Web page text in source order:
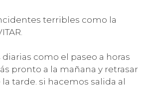
terribles como la
como el paseo a horas
pronto a la mañana y retrasar
tarde. si hacemos salida al